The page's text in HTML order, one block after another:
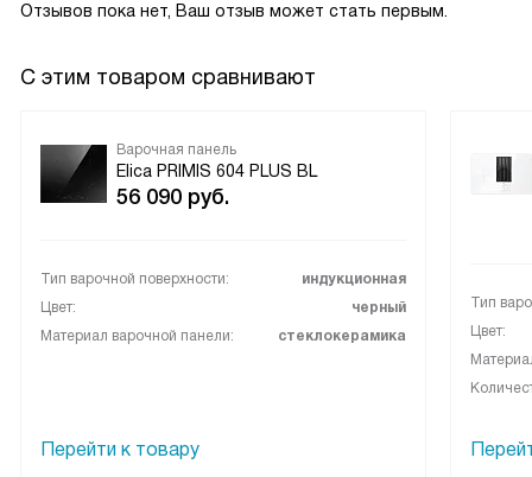
Отзывов пока нет, Ваш отзыв может стать первым.
С этим товаром сравнивают
Варочная панель
Elica PRIMIS 604 PLUS BL
56 090 руб.
Тип варочной поверхности:
индукционная
Цвет:
черный
Материал варочной панели:
стеклокерамика
Перейти к товару
Тип
Цвет: